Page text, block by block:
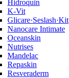
Hidroquin
K-Vit
Glicare·Seslash·Kit
Nanocare Intimate
Oceanskin
Nutrises
Mandelac
Repaskin
Resveraderm